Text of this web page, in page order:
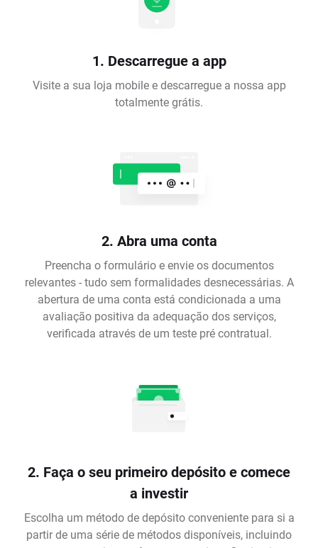
1. Descarregue a app
Visite a sua loja mobile e descarregue a nossa app
totalmente grátis.
2. Abra uma conta
Preencha o formulário e envie os documentos
relevantes - tudo sem formalidades desnecessárias. A
abertura de uma conta está condicionada a uma
avaliação positiva da adequação dos serviços,
verificada através de um teste pré contratual.
2. Faça o seu primeiro depósito e comece
a investir
Escolha um método de depósito conveniente para si a
partir de uma série de métodos disponíveis, incluindo